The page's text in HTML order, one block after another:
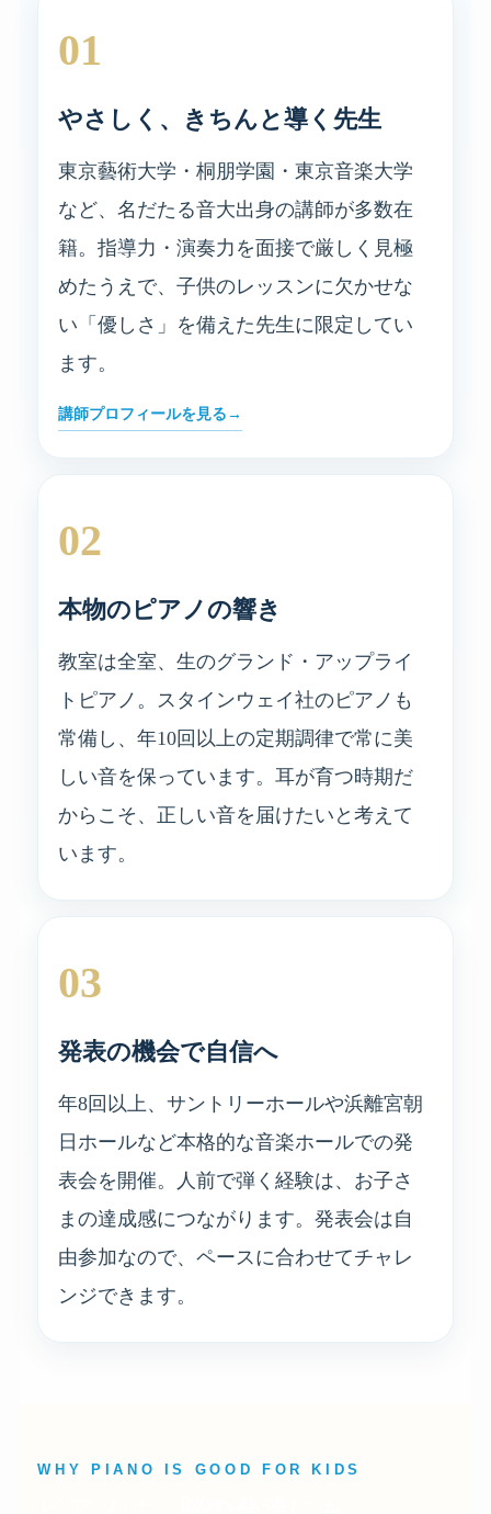
01
やさしく、きちんと導く先生
東京藝術大学・桐朋学園・東京音楽大学
など、名だたる音大出身の講師が多数在
籍。指導力・演奏力を面接で厳しく見極
めたうえで、子供のレッスンに欠かせな
い「優しさ」を備えた先生に限定してい
ます。
講師プロフィールを見る
02
本物のピアノの響き
教室は全室、生のグランド・アップライ
トピアノ。スタインウェイ社のピアノも
常備し、年10回以上の定期調律で常に美
しい音を保っています。耳が育つ時期だ
からこそ、正しい音を届けたいと考えて
います。
03
発表の機会で自信へ
年8回以上、サントリーホールや浜離宮朝
日ホールなど本格的な音楽ホールでの発
表会を開催。人前で弾く経験は、お子さ
まの達成感につながります。発表会は自
由参加なので、ペースに合わせてチャレ
ンジできます。
WHY PIANO IS GOOD FOR KIDS